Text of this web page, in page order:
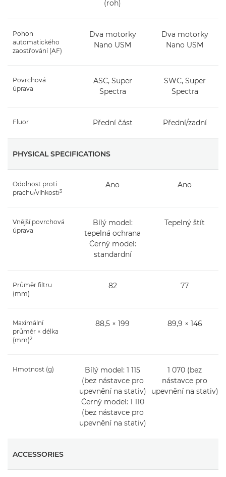
(roh)
Pohon
automatického
zaostřování (AF)
Dva motorky
Nano USM
Dva motorky
Nano USM
Povrchová
úprava
ASC, Super
Spectra
SWC, Super
Spectra
Fluor Přední část Přední/zadní
PHYSICAL SPECIFICATIONS
Odolnost proti
prachu/vlhkosti3
Ano Ano
Vnější povrchová
úprava
Bílý model:
tepelná ochrana
Černý model:
standardní
Tepelný štít
Průměr filtru
(mm)
82 77
Maximální
průměr × délka
(mm)2
88,5 × 199 89,9 × 146
Hmotnost (g)
Bílý model: 1 115
(bez nástavce pro
upevnění na stativ)
Černý model: 1 110
(bez nástavce pro
upevnění na stativ)
1 070 (bez
nástavce pro
upevnění na stativ)
ACCESSORIES